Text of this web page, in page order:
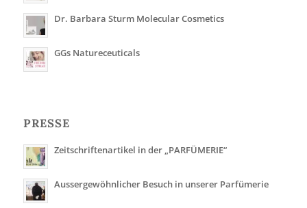
Dr. Barbara Sturm Molecular Cosmetics
GGs Natureceuticals
PRESSE
Zeitschriftenartikel in der „PARFÜMERIE“
Aussergewöhnlicher Besuch in unserer Parfümerie